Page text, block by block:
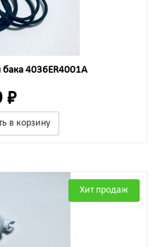
бака 4036ER4001A
₽
в корзину
Хит продаж